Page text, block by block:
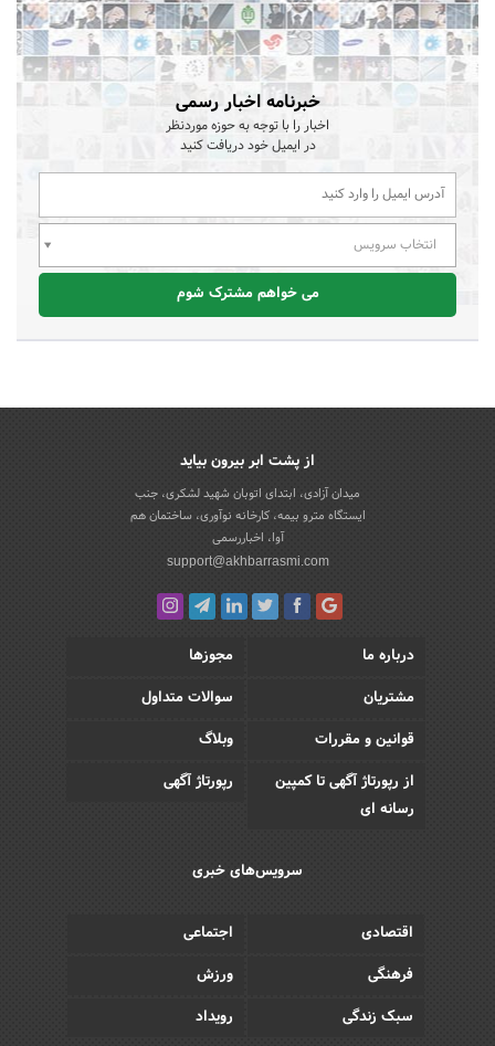
خبرنامه اخبار رسمی
اخبار را با توجه به حوزه موردنظر
در ایمیل خود دریافت کنید
انتخاب سرویس
می خواهم مشترک شوم
از پشت ابر بیرون بیاید
میدان آزادی، ابتدای اتوبان شهید لشکری، جنب
ایستگاه مترو بیمه، کارخانه نوآوری، ساختمان هم
آوا، اخباررسمی
support@akhbarrasmi.com
درباره ما
مجوزها
مشتریان
سوالات متداول
قوانین و مقررات
وبلاگ
از رپورتاژ آگهی تا کمپین
رسانه ای
رپورتاژ آگهی
سرویس‌های خبری
اقتصادی
اجتماعی
فرهنگی
ورزش
سبک زندگی
رویداد